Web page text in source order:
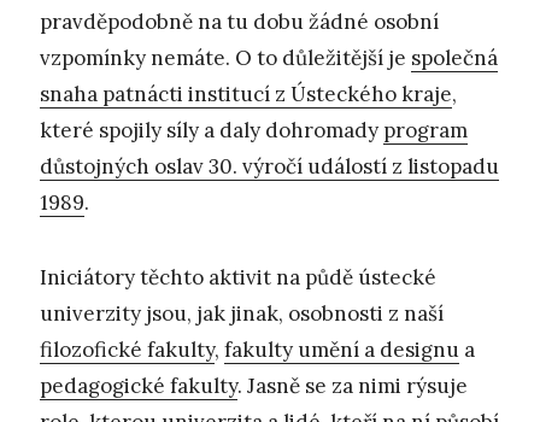
pravděpodobně na tu dobu žádné osobní
vzpomínky nemáte. O to důležitější je společná
snaha patnácti institucí z Ústeckého kraje,
které spojily síly a daly dohromady program
důstojných oslav 30. výročí událostí z listopadu
1989.
Iniciátory těchto aktivit na půdě ústecké
univerzity jsou, jak jinak, osobnosti z naší
filozofické fakulty, fakulty umění a designu a
pedagogické fakulty. Jasně se za nimi rýsuje